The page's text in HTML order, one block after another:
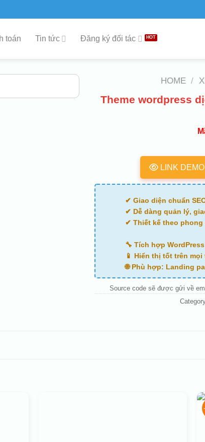
toán Tin tức Đăng ký đối tác
HOME /
Theme wordpress
LINK DEMO
✔ Giao diện chuẩn
✔ Dễ dàng quản lý,
✔ Thiết kế theo phong
🔧 Tích hợp
📱 Hiển thị tốt trên
🌐 Phù hợp: Landing
Source code sẽ được gửi về